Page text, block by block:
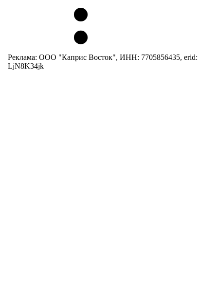
Реклама: ООО "Каприс Восток", ИНН: 7705856435, erid:
LjN8K34jk